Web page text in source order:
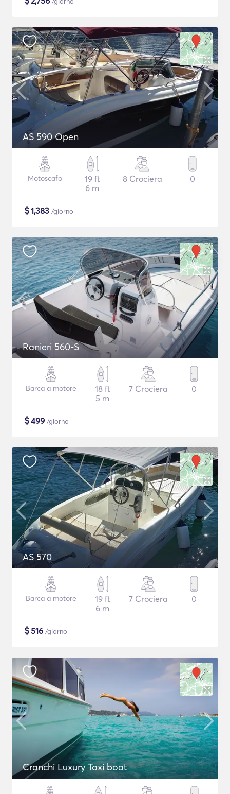
AS 590 Open
Motoscafo
19 ft
6 m
8 Crociera 0
$1,383 /giorno
Ranieri 560-S
Barca a motore
18 ft
5 m
7 Crociera 0
$499 /giorno
AS 570
Barca a motore
19 ft
6 m
7 Crociera 0
$516 /giorno
Cranchi Luxury Taxi boat